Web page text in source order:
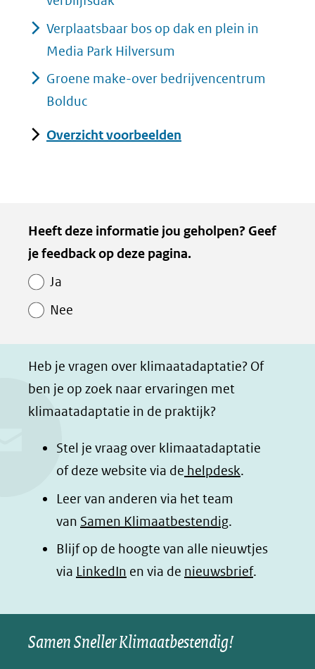
Verplaatsbaar bos op dak en plein in
Media Park Hilversum
Groene make-over bedrijvencentrum
Bolduc
Overzicht voorbeelden
Kopie
van
Paginawaardering
Heeft deze informatie jou geholpen? Geef
je feedback op deze pagina.
Ja
Nee
Heb je vragen over klimaatadaptatie? Of
ben je op zoek naar ervaringen met
klimaatadaptatie in de praktijk?
Stel je vraag over klimaatadaptatie
of deze website via de helpdesk.
Leer van anderen via het team
van Samen Klimaatbestendig.
Blijf op de hoogte van alle nieuwtjes
via LinkedIn (opent
nieuw
venster)
en via de nieuwsbrief.
Samen Sneller Klimaatbestendig!